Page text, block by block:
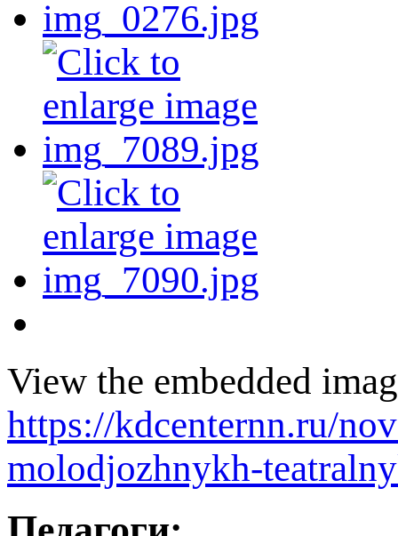
View the embedded
https://kdcenternn.ru/
molodjozhnykh-